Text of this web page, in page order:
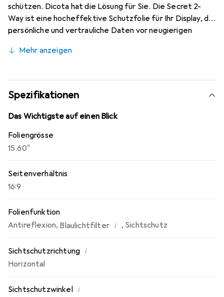
schützen. Dicota hat die Lösung für Sie. Die Secret 2-
Way ist eine hocheffektive Schutzfolie für Ihr Display, die
persönliche und vertrauliche Daten vor neugierigen
Magnetstreifen innerhalb von Sekunden direkt auf der
Mehr anzeigen
Spezifikationen
Das Wichtigste auf einen Blick
Foliengrösse
15.60"
Seitenverhältnis
16:9
Folienfunktion
Antireflexion, Blaulichtfilter i , Sichtschutz
Sichtschutzrichtung i
Horizontal
Sichtschutzwinkel i